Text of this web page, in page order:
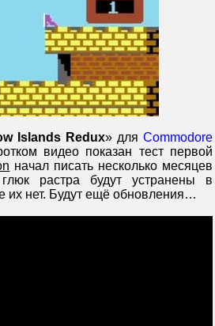
Islands Redux» для Commodore
видео показан тест первой
начал писать несколько месяцев
растра будут устранены в
их нет. Будут ещё обновления…